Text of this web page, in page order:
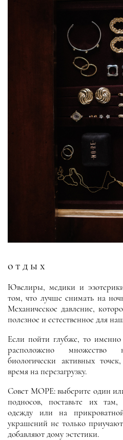
отдых
Ювелиры, медики и
том, что лучше снимать на
Механическое давление,
полезное и естественное для
Если пойти глубже, то
расположено
биологически активных
время на перезагрузку.
Совет МОРЕ: выберите один
подносов, поставьте их
одежду или на
украшений не только
добавляют дому эстетики.